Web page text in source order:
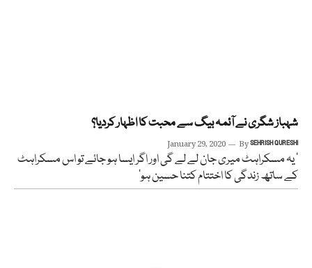
شہباز شگری نے آئمہ بیگ سے محبت کا اظہار کردیا؟
January 29, 2020 BySEHRISH QURESHI
‘ یہ مسکراہٹ میری جان لے لے گی اور اگر ایسا ہو جائے تو اس مسکراہٹ
کے ساتھ زندگی کا اختتام کتنا حسین ہو’